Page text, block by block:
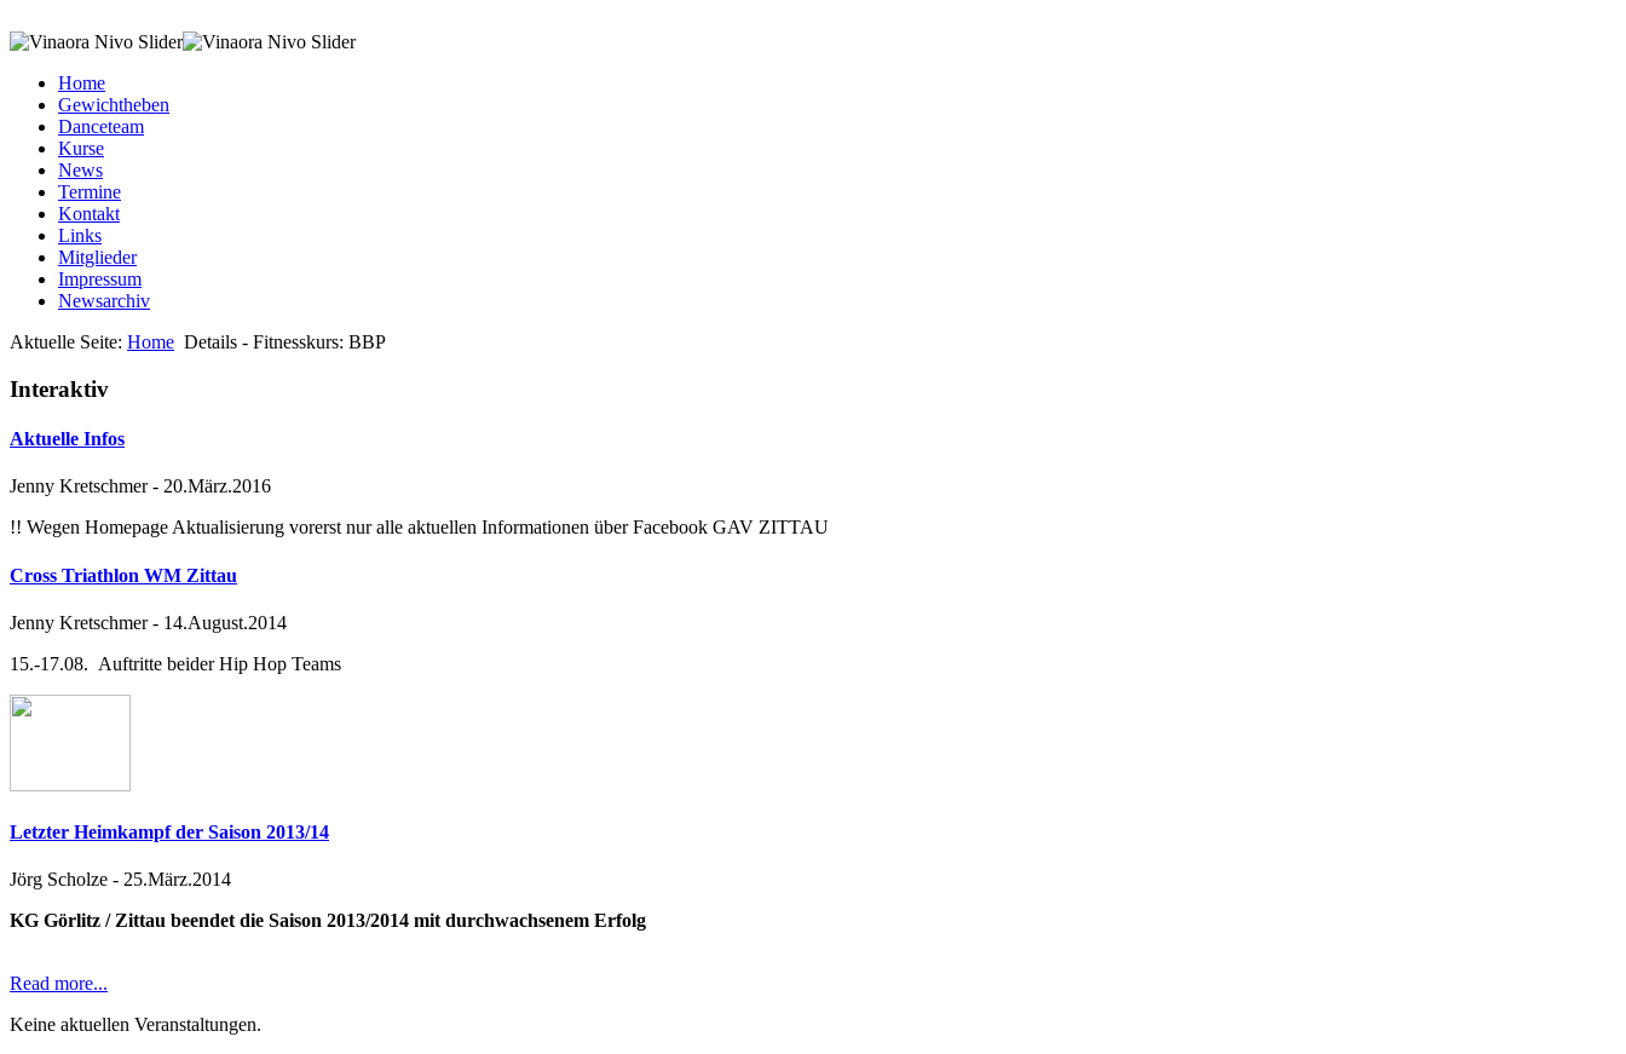
Home
Gewichtheben
Danceteam
Kurse
News
Termine
Kontakt
Links
Mitglieder
Impressum
Newsarchiv
Aktuelle Seite: Home Details - Fitnesskurs: BBP
Interaktiv
Aktuelle Infos
Jenny Kretschmer- 20.März.2016
!! Wegen Homepage Aktualisierung vorerst nur alle aktuellen Informationen über Facebook GAV ZITTAU
Cross Triathlon WM Zittau
Jenny Kretschmer- 14.August.2014
15.-17.08. Auftritte beider Hip Hop Teams
Letzter Heimkampf der Saison 2013/14
Jörg Scholze - 25.März.2014
KG Görlitz / Zittau beendet die Saison 2013/2014 mit durchwachsenem Erfolg
Read more...
Keine aktuellen Veranstaltungen.